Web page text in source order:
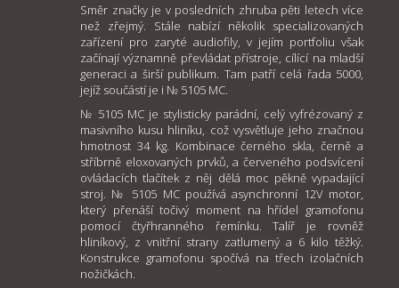
Směr značky je v posledních zhruba pěti letech více
než zřejmý. Stále nabízí několik specializovaných
zařízení pro zaryté audiofily, v jejím portfoliu však
začínají významně převládat přístroje, cílící na mladší
generaci a širší publikum. Tam patří celá řada 5000,
jejíž součástí je i № 5105 MC.
№ 5105 MC je stylisticky parádní, celý vyfrézovaný z
masivního kusu hliníku, což vysvětluje jeho značnou
hmotnost 34 kg. Kombinace černého skla, černě a
stříbrně eloxovaných prvků, a červeného podsvícení
ovládacích tlačítek z něj dělá moc pěkně vypadající
stroj. № 5105 MC používá asynchronní 12V motor,
který přenáší točivý moment na hřídel gramofonu
pomocí čtyřhranného řemínku. Talíř je rovněž
hliníkový, z vnitřní strany zatlumený a 6 kilo těžký.
Konstrukce gramofonu spočívá na třech izolačních
nožičkách.